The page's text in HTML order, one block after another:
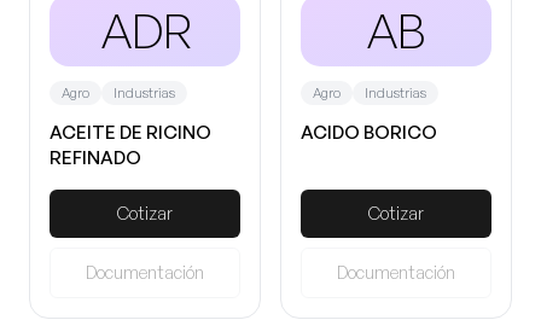
ADR
Agro Industrias
ACEITE DE RICINO
REFINADO
Cotizar
Documentación
AB
Agro Industrias
ACIDO BORICO
Cotizar
Documentación